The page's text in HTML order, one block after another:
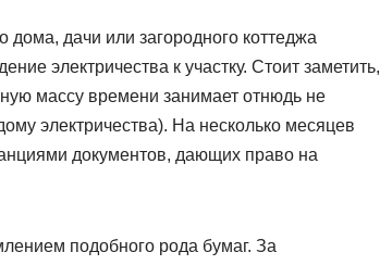
дома, дачи или загородного коттеджа
электричества к участку. Стоит заметить,
массу времени занимает отнюдь не
электричества). На несколько месяцев
документов, дающих право на
подобного рода бумаг. За